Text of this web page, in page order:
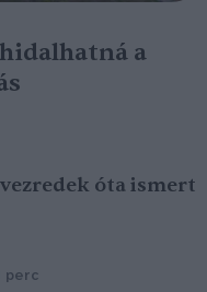
a
óta ismert
perc